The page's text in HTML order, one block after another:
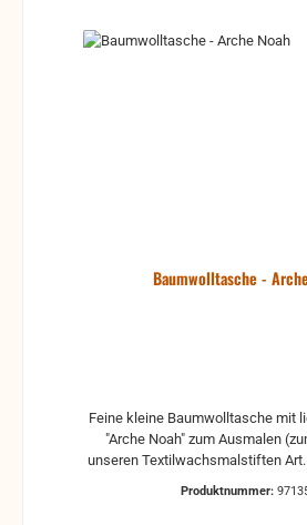
Baumwolltasche -
Feine kleine Baumwolltasche mit
"Arche Noah" zum Ausmalen
unseren Textilwachsmalstiften
Produktnummer: